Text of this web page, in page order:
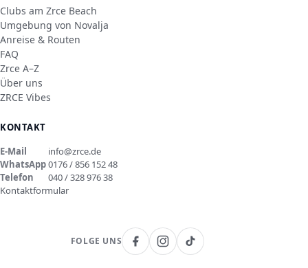
Clubs am Zrce Beach
Umgebung von Novalja
Anreise & Routen
FAQ
Zrce A–Z
Über uns
ZRCE Vibes
KONTAKT
E-Mail
info@zrce.de
WhatsApp0176 / 856 152 48
Telefon
040 / 328 976 38
Kontaktformular
FOLGE UNS